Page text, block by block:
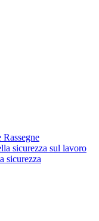
sicurezza sul lavoro
sicurezza